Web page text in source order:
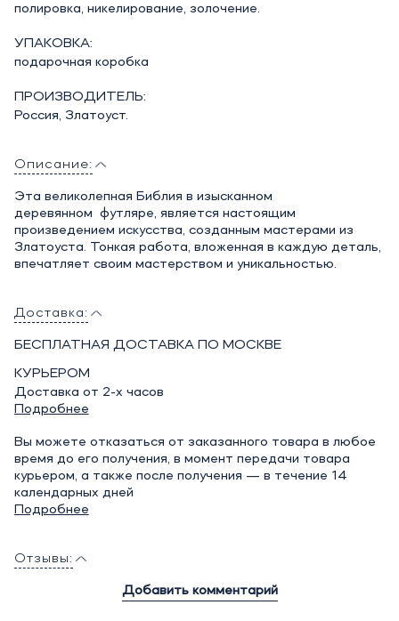
полировка, никелирование, золочение.
УПАКОВКА:
подарочная коробка
ПРОИЗВОДИТЕЛЬ:
Россия, Златоуст.
Описание:
Эта великолепная Библия в изысканном
деревянном футляре, является настоящим
произведением искусства, созданным мастерами из
Златоуста. Тонкая работа, вложенная в каждую деталь,
впечатляет своим мастерством и уникальностью.
Доставка:
БЕСПЛАТНАЯ ДОСТАВКА ПО МОСКВЕ
КУРЬЕРОМ
Доставка от 2-х часов
Подробнее
Вы можете отказаться от заказанного товара в любое
время до его получения, в момент передачи товара
курьером, а также после получения — в течение 14
календарных дней
Подробнее
Отзывы:
Добавить комментарий